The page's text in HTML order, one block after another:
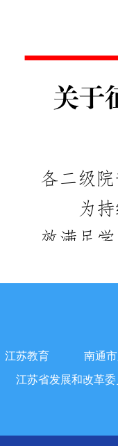
江苏教育
南通
江苏省发展和改革